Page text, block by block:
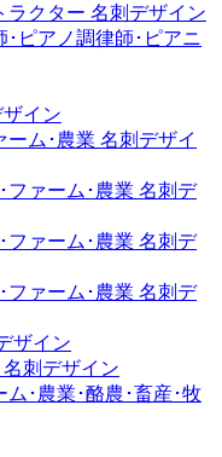
ラクター 名刺デザイン
･ピアノ調律師･ピアニ
イン
ーム･農業 名刺デザイ
ファーム･農業 名刺デ
ファーム･農業 名刺デ
ファーム･農業 名刺デ
ザイン
刺デザイン
ム･農業･酪農･畜産･牧